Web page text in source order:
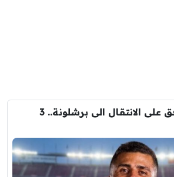
عاجل : رودري يوافق على الانتقال الى برشلونة.. 3